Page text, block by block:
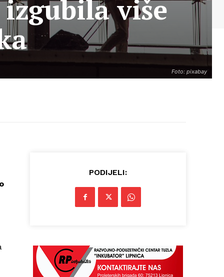
Foto: pixabay
izgubila više
PODIJELI: